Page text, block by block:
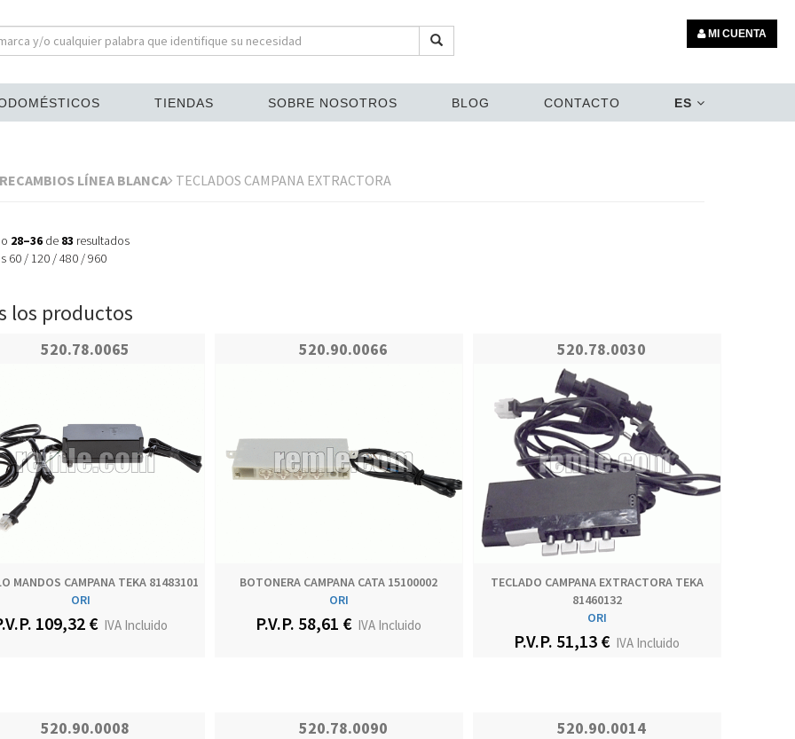
MI CUENTA
TIENDAS SOBRE NOSOTROS BLOG CONTACTO ES
LÍNEA BLANCA TECLADOS CAMPANA EXTRACTORA
28–36de 83 resultados
60/ 120/480/960
los productos
520.78.0065
MANDOS CAMPANA TEKA 81483101
ORI
109,32 € IVA Incluido
520.90.0066
BOTONERA CAMPANA CATA 15100002
ORI
P.V.P. 58,61 € IVA Incluido
520.78.0030
TECLADO CAMPANA EXTRACTORA TEKA
81460132
ORI
P.V.P. 51,13 € IVA Incluido
520.90.0008 520.78.0090 520.90.0014